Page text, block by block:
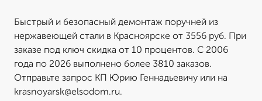
Быстрый и безопасный демонтаж поручней из
нержавеющей стали в Красноярске от 3556 руб. При
заказе под ключ скидка от 10 процентов. С 2006
года по 2026 выполнено более 3810 заказов.
Отправьте запрос КП Юрию Геннадьевичу или на
krasnoyarsk@elsodom.ru.